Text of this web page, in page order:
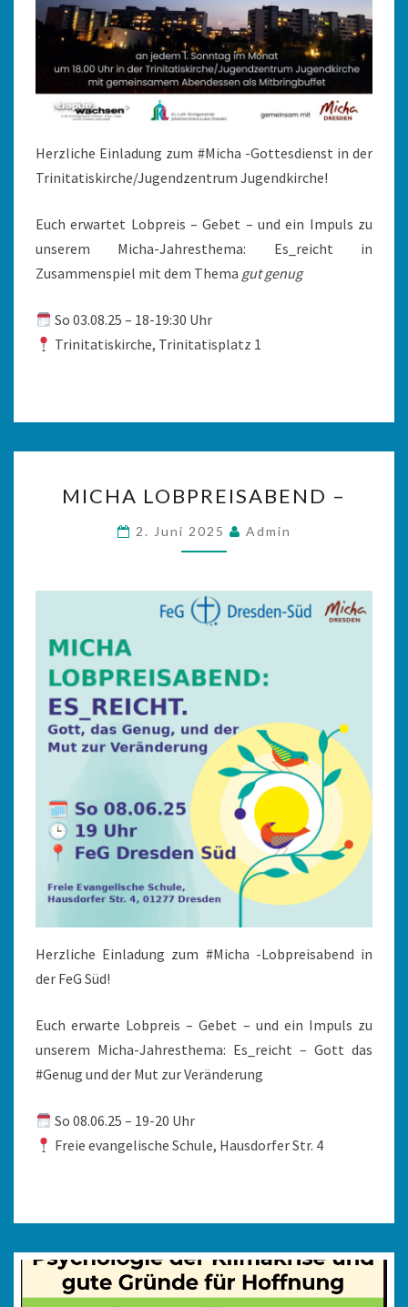
Herzliche Einladung zum #Micha -Gottesdienst in der
Trinitatiskirche/Jugendzentrum Jugendkirche!
Euch erwartet Lobpreis – Gebet – und ein Impuls zu
unserem Micha-Jahresthema: Es_reicht in
Zusammenspiel mit dem Thema gut genug
So 03.08.25 – 18-19:30 Uhr
Trinitatiskirche, Trinitatisplatz 1
LOBPREISABEND
–
MICHA LOBPREISABEND –
2. Juni 2025 Admin
Herzliche Einladung zum #Micha -Lobpreisabend in
der FeG Süd!
Euch erwarte Lobpreis – Gebet – und ein Impuls zu
unserem Micha-Jahresthema: Es_reicht – Gott das
#Genug und der Mut zur Veränderung
So 08.06.25 – 19-20 Uhr
Freie evangelische Schule, Hausdorfer Str. 4